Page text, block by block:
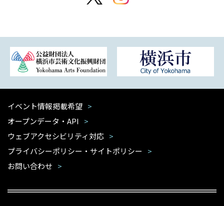
イベント情報掲載希望
オープンデータ・API
ウェブアクセシビリティ対応
プライバシーポリシー・サイトポリシー
お問い合わせ